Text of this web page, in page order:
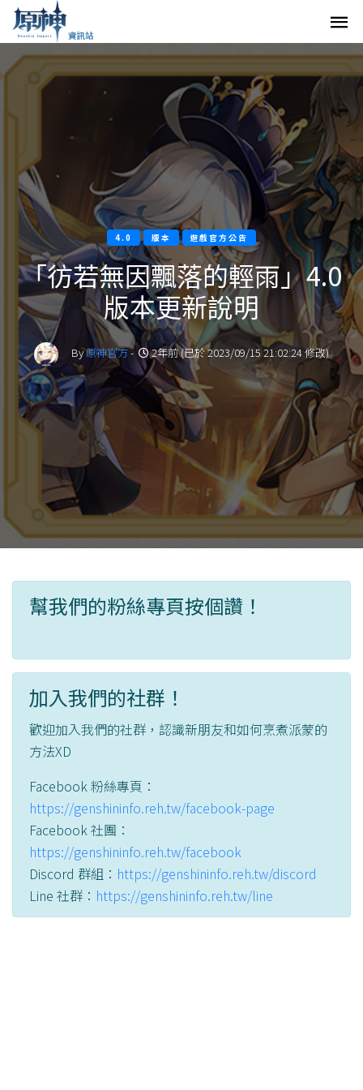
4.0 版本 遊戲官方公告
「彷若無因飄落的輕雨」4.0
版本更新說明
By原神官方- 2年前 (已於 2023/09/15 21:02:24 修改)
幫我們的粉絲專頁按個讚！
加入我們的社群！
歡迎加入我們的社群，認識新朋友和如何烹煮派蒙的
方法XD
Facebook 粉絲專頁：
https://genshininfo.reh.tw/facebook-page
Facebook 社團：
https://genshininfo.reh.tw/facebook
Discord 群組： https://genshininfo.reh.tw/discord
Line 社群： https://genshininfo.reh.tw/line